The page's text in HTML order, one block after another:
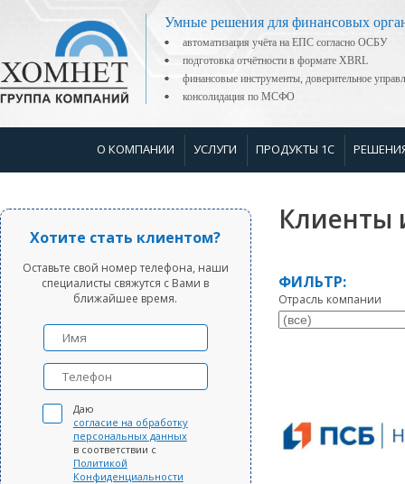
Умные решения для финансовых
автоматизация учёта на ЕПС согласно ОСБУ
подготовка отчётности в формате XBRL
финансовые инструменты, доверительное
консолидация по МСФО
О КОМПАНИИ УСЛУГИ ПРОДУКТЫ 1С
Хотите стать клиентом?
Оставьте свой номер телефона, наши
специалисты свяжутся с Вами в
ближайшее время.
Даю
согласие на обработку
персональных данных
в соответствии с
Политикой
Конфиденциальности
Клиенты
ФИЛЬТР:
Отрасль компании